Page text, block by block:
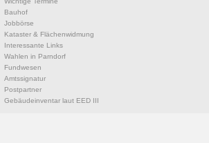
Bauhof
Jobbörse
Kataster & Flächenwidmung
Interessante Links
Wahlen in Parndorf
Fundwesen
Amtssignatur
Postpartner
Gebäudeinventar laut EED III